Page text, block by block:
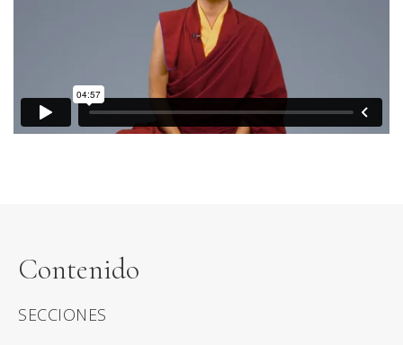
Contenido
SECCIONES